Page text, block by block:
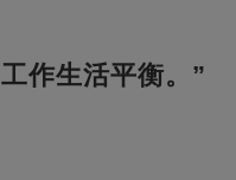
作生活平衡。”